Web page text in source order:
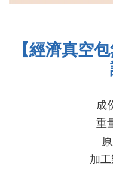
【經濟真空包
成
重
加